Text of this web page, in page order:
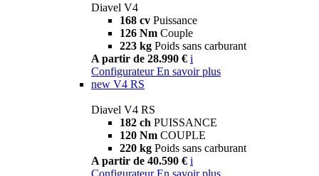
Diavel V4
168 cv Puissance
126 Nm Couple
223 kg Poids sans carburant
A partir de 28.990 € i
Configurateur En savoir plus
new V4 RS
Diavel V4 RS
182 ch PUISSANCE
120 Nm COUPLE
220 kg Poids sans carburant
A partir de 40.590 € i
Configurateur En savoir plus